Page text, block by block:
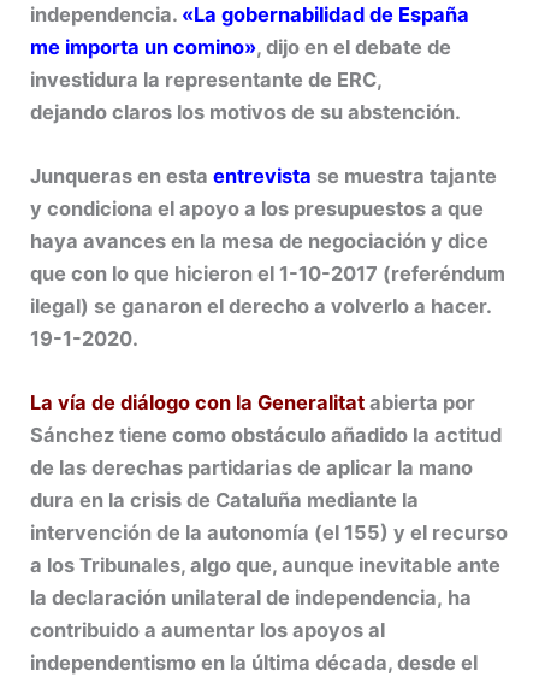
independencia. «La gobernabilidad de España
me importa un comino», dijo en el debate de
investidura la representante de ERC,
dejando claros los motivos de su abstención.
Junqueras en estaentrevista se muestra tajante
y condiciona el apoyo a los presupuestos a que
haya avances en la mesa de negociación y dice
que con lo que hicieron el 1-10-2017 (referéndum
ilegal) se ganaron el derecho a volverlo a hacer.
19-1-2020.
La vía de diálogo con la Generalitat abierta por
Sánchez tiene como obstáculo añadido la actitud
de las derechas partidarias de aplicar la mano
dura en la crisis de Cataluña mediante la
intervención de la autonomía (el 155) y el recurso
a los Tribunales, algo que, aunque inevitable ante
la declaración unilateral de independencia, ha
contribuido a aumentar los apoyos al
independentismo en la última década, desde el